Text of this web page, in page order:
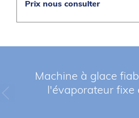
Prix nous consulter
Machine à glace
l'évaporateur fixe